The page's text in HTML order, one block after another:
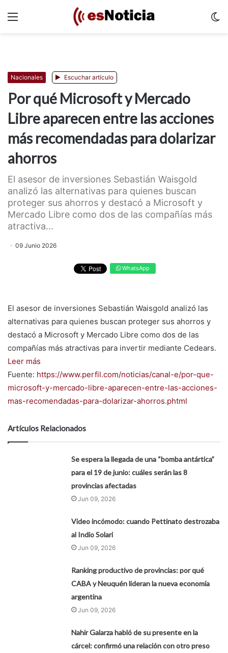
Nacionales Escuchar artículo
Por qué Microsoft y Mercado
Libre aparecen entre las acciones
más recomendadas para dolarizar
ahorros
El asesor de inversiones Sebastián Waisgold
analizó las alternativas para quienes buscan
proteger sus ahorros y destacó a Microsoft y
Mercado Libre como dos de las compañías más
atractiva...
09 Junio 2026
WhatsApp
El asesor de inversiones Sebastián Waisgold analizó las
alternativas para quienes buscan proteger sus ahorros y
destacó a Microsoft y Mercado Libre como dos de las
compañías más atractivas para invertir mediante Cedears.
Leer más
Fuente: https://www.perfil.com/noticias/canal-e/por-que-
microsoft-y-mercado-libre-aparecen-entre-las-acciones-
mas-recomendadas-para-dolarizar-ahorros.phtml
Artículos Relacionados
Se espera la llegada de una “bomba antártica”
para el 19 de junio: cuáles serán las 8
provincias afectadas
Jun 09, 2026
Video incómodo: cuando Pettinato destrozaba
al Indio Solari
Jun 09, 2026
Ranking productivo de provincias: por qué
CABA y Neuquén lideran la nueva economía
argentina
Jun 09, 2026
Nahir Galarza habló de su presente en la
cárcel: confirmó una relación con otro preso